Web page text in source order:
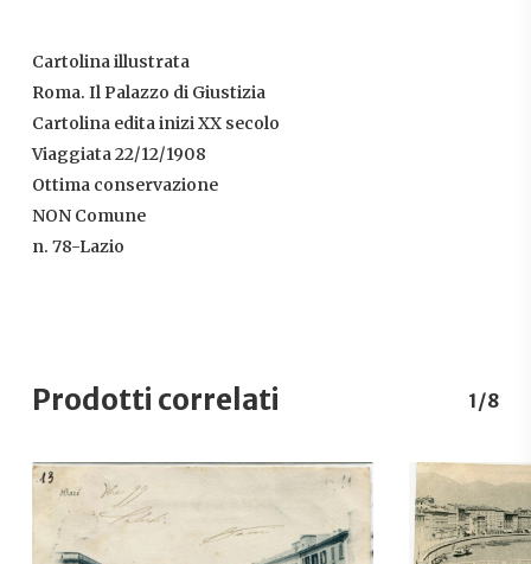
Cartolina illustrata
Roma. Il Palazzo di Giustizia
Cartolina edita inizi XX secolo
Viaggiata 22/12/1908
Ottima conservazione
NON Comune
n. 78-Lazio
Prodotti correlati 1/8
€30,00